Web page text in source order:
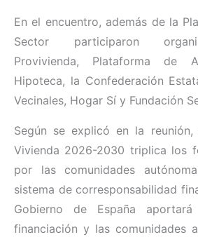
En el encuentro, además de la
Sector participaron
Provivienda, Plataforma de
Hipoteca, la Confederación
Vecinales, Hogar Sí y Fundación
Según se explicó en la
Vivienda 2026-2030 triplica los
por las comunidades
sistema de corresponsabilidad
Gobierno de España
financiación y las comunidades